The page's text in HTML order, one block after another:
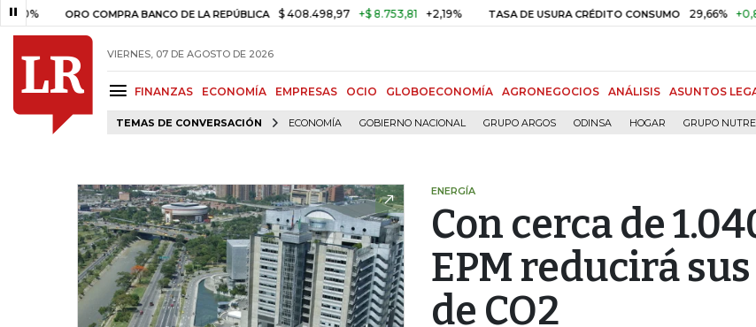
ORO COMPRA BANCO DE LA REPÚBLICA $ 408.498,97 +$ 8.753,81 +2,19% TASA DE USURA CRÉDITO CONSUMO 29,66% +0,87%
VIERNES, 07 DE AGOSTO DE 2026
FINANZAS ECONOMÍA EMPRESAS OCIO GLOBOECONOMÍA AGRONEGOCIOS ANÁLISIS ASUNTOS
TEMAS DE CONVERSACIÓN ECONOMÍA GOBIERNO NACIONAL GRUPO ARGOS ODINSA HOGAR GRUPO
ENERGÍA
Con cerca de
EPM reducirá
de CO2